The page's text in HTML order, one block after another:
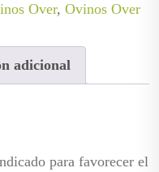
Over, Ovinos Over
adicional
para favorecer el